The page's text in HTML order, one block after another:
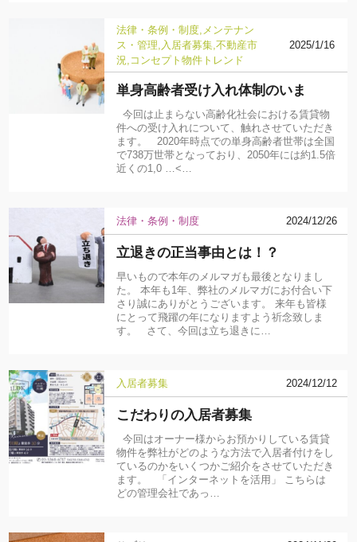
法律・条例・制度 メンテナン
ス・管理 入居者募集 不動産市
況 コンセプト物件 トレンド
2025/1/16
単身高齢者受け入れ体制のいま
今回は止まらない高齢化社会における賃貸物
件への受け入れについて、触れさせていただき
ます。 2020年時点での単身高齢者世帯は全国
で738万世帯となっており、2050年には約1.5倍
近くの1,0 …<…
法律・条例・制度 2024/12/26
立退きの正当事由とは！？
早いもので本年のメルマガも最後となりまし
た。 本年も1年、弊社のメルマガにお付合い下
さり誠にありがとうございます。 来年も皆様
にとって飛躍の年になりますよう祈念致しま
す。 さて、今回は立ち退きに…
入居者募集 2024/12/12
こだわりの入居者募集
今回はオーナー様からお預かりしている賃貸
物件を弊社がどのような方法で入居者付けをし
ているのかをいくつかご紹介をさせていただき
ます。 「インターネットを活用」 こちらは
どの管理会社であっ…